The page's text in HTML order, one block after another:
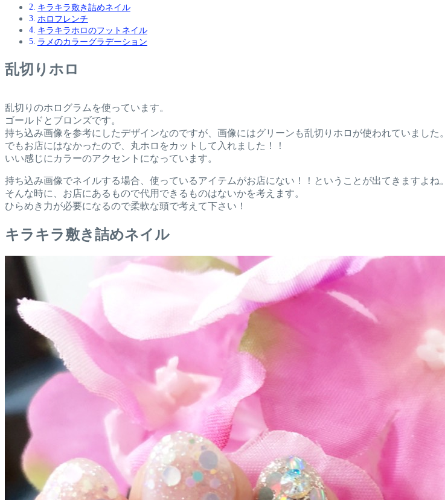
キラキラ敷き詰めネイル
ホロフレンチ
キラキラホロのフットネイル
ラメのカラーグラデーション
乱切りホロ
乱切りのホログラムを使っています。
ゴールドとブロンズです。
持ち込み画像を参考にしたデザインなのですが、画像にはグリーンも乱切りホロが使われていました。
でもお店にはなかったので、丸ホロをカットして入れました！！
いい感じにカラーのアクセントになっています。
持ち込み画像でネイルする場合、使っているアイテムがお店にない！！ということが出てきますよね。
そんな時に、お店にあるもので代用できるものはないかを考えます。
ひらめき力が必要になるので柔軟な頭で考えて下さい！
キラキラ敷き詰めネイル